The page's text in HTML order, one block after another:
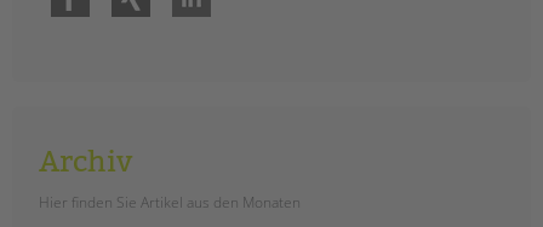
Archiv
Hier finden Sie Artikel aus den Monaten